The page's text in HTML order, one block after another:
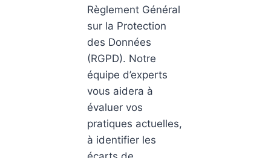
Règlement Général
sur la Protection
des Données
(RGPD). Notre
équipe d’experts
vous aidera à
évaluer vos
pratiques actuelles,
à identifier les